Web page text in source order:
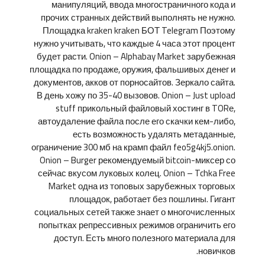
манипуляций, ввода многостраничного кода и
прочих странных действий выполнять не нужно.
Площадка kraken kraken БОТ Telegram Поэтому
нужно учитывать, что каждые 4 часа этот процент
будет расти. Onion – Alphabay Market зарубежная
площадка по продаже, оружия, фальшивых денег и
документов, акков от порносайтов. Зеркало сайта.
В день хожу по 35-40 вызовов. Onion – Just upload
stuff прикольный файловый хостинг в TORе,
автоудаление файла после его скачки кем-либо,
есть возможность удалять метаданные,
ограничение 300 мб на крамп файл feo5g4kj5.onion.
Onion – Burger рекомендуемый bitcoin-миксер со
сейчас вкусом луковых колец. Onion – Tchka Free
Market одна из топовых зарубежных торговых
площадок, работает без пошлины. Гигант
социальных сетей также знает о многочисленных
попытках репрессивных режимов ограничить его
доступ. Есть много полезного материала для
новичков.